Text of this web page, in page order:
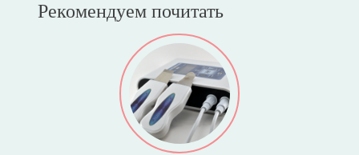
Рекомендуем почитать